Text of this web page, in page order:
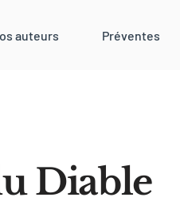
auteurs Préventes
Diable